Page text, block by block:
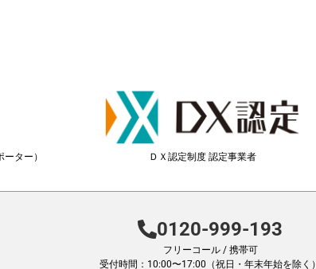
ター） ＤＸ認定制度 認定事業者
0120-999-193
フリーコール / 携帯可
受付時間：10:00〜17:00（祝日・年末年始を除く）